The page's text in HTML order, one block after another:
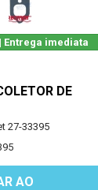
Entrega imediata
DE
27-33395
AO